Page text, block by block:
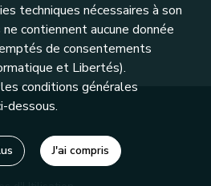
techniques nécessaires à son
contiennent aucune donnée
de consentements
et Libertés).
conditions générales
dessous.
J'ai compris